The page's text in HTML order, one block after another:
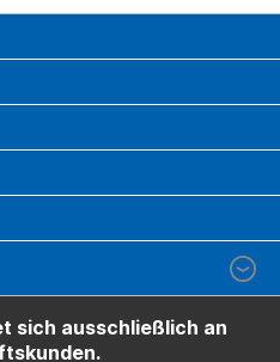
sich ausschließlich an